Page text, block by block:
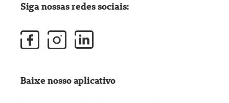
Siga nossas redes sociais:
Baixe nosso aplicativo